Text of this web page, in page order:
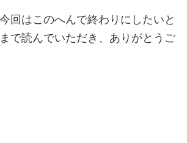
回はこのへんで終わりにしたいと
で読んでいただき、ありがとうご